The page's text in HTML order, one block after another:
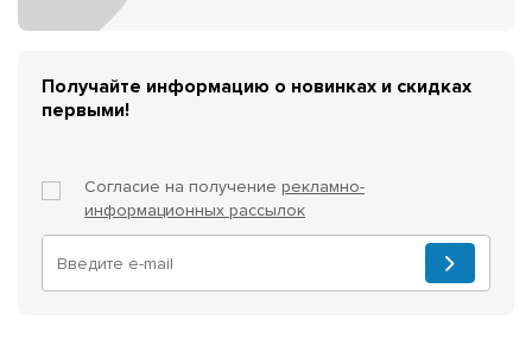
Получайте информацию о новинках и скидках
первыми!
Согласие на получение рекламно-
информационных рассылок